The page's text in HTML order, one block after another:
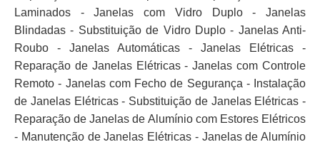
Laminados - Janelas com Vidro Duplo - Janelas
Blindadas - Substituição de Vidro Duplo - Janelas Anti-
Roubo - Janelas Automáticas - Janelas Elétricas -
Reparação de Janelas Elétricas - Janelas com Controle
Remoto - Janelas com Fecho de Segurança - Instalação
de Janelas Elétricas - Substituição de Janelas Elétricas -
Reparação de Janelas de Alumínio com Estores Elétricos
- Manutenção de Janelas Elétricas - Janelas de Alumínio